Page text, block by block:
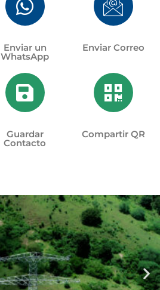
Enviar un
WhatsApp
Enviar Correo
Guardar
Contacto
Compartir QR